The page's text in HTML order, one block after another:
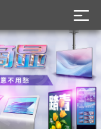
动态
讯